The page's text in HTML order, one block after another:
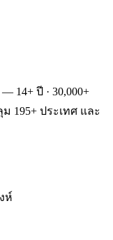
14+ ปี · 30,000+
ม 195+ ประเทศ และ
ห์